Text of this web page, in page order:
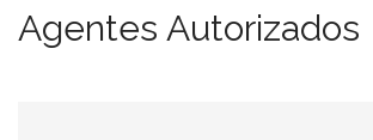
Agentes Autorizados